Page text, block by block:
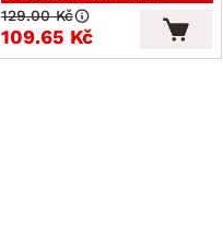
109.65 Kč
129.00 Kč